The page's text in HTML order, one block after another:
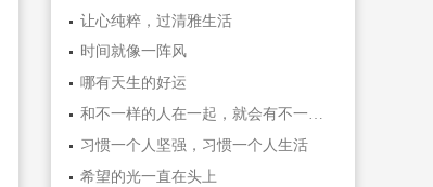
让心纯粹，过清雅生活
时间就像一阵风
哪有天生的好运
和不一样的人在一起，就会有不一样的人生
习惯一个人坚强，习惯一个人生活
希望的光一直在头上